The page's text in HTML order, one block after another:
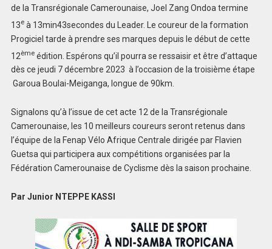
de la Transrégionale Camerounaise, Joel Zang Ondoa termine
13eà 13min43secondes du Leader. Le coureur de la formation
Progiciel tarde à prendre ses marques depuis le début de cette
12èmeédition. Espérons qu’il pourra se ressaisir et être d’attaque
dès ce jeudi 7 décembre 2023 à l’occasion de la troisième étape
Garoua Boulai-Meiganga, longue de 90km.
Signalons qu’à l’issue de cet acte 12 de la Transrégionale
Camerounaise, les 10 meilleurs coureurs seront retenus dans
l’équipe de la Fenap Vélo Afrique Centrale dirigée par Flavien
Guetsa qui participera aux compétitions organisées par la
Fédération Camerounaise de Cyclisme dès la saison prochaine.
Par Junior NTEPPE KASSI